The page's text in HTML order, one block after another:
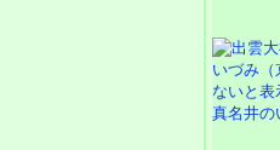
真名井の